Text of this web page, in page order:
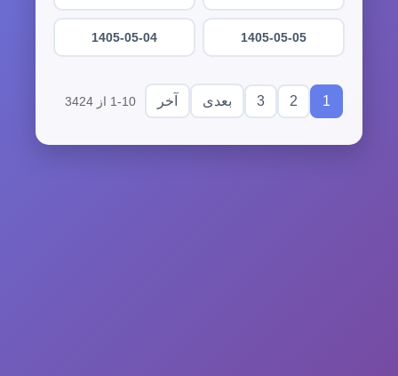
1405-05-05
1405-05-04
1
2
3 بعدی آخر 1-10 از 3424